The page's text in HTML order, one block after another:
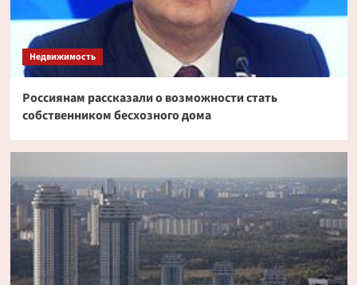
Недвижимость
Россиянам рассказали о возможности стать
собственником бесхозного дома